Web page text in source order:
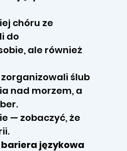
chóru ze
do
ale również
ślub
nad morzem, a
— zobaczyć, że
językowa